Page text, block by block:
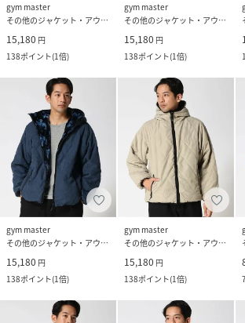
gym master
その他のジャケット・アウター
15,180 円
138ポイント(1倍)
gym master
その他のジャケット・アウター
15,180 円
138ポイント(1倍)
gym master
その他のジャケット・アウター
15,180 円
138ポイント(1倍)
gym master
その他のジャケット・アウター
15,180 円
138ポイント(1倍)